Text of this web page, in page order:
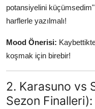
potansiyelini küçümsedim"
harflerle yazılmalı!
Mood Önerisi:
koşmak için birebir!
2. Karasuno vs
Sezon